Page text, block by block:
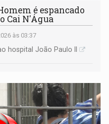
é espancado
Cai N'Água
às 03:37
hospital João Paulo II